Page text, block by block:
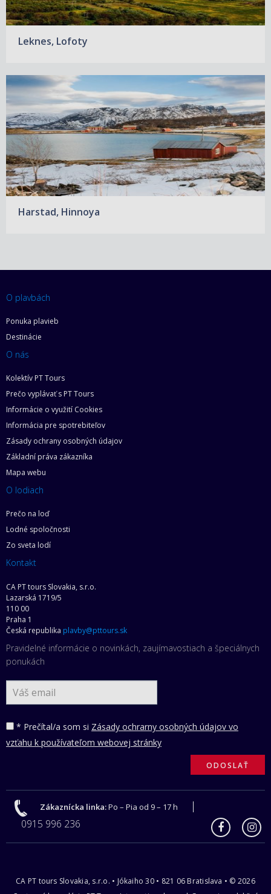
Leknes, Lofoty
Harstad, Hinnoya
O plavbách
Ponuka plavieb
Destinácie
O nás
Kolektív PT Tours
Prečo vyplávať s PT Tours
Informácie o využití Cookies
Informácia pre spotrebiteľov
Zásady ochrany osobných údajov
Základní práva zákazníka
Mapa webu
O lodiach
Prečo na loď
Lodné spoločnosti
Zo sveta lodí
Kontakt
CA PT tours Slovakia, s.r.o.
Lazarská 1719/5
110 00
Praha 1
Česká republika plavby@pttours.sk
Pravidelné informácie o novinkách, zaujímavostiach a špeciálnych
ponukách
* Prečítal/a som si Zásady ochrarny osobných údajov vo
vzťahu k používateľom webovej stránky
Zákaznícka linka:Po – Pia od 9 – 17 h
0915 996 236
CA PT tours Slovakia, s.r.o. • Jókaiho 30 • 821 06 Bratislava • © 2026